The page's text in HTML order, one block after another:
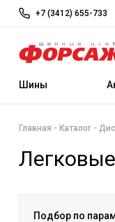
+7 (3412) 655-733
Шины
Главная Каталог
Подбор по